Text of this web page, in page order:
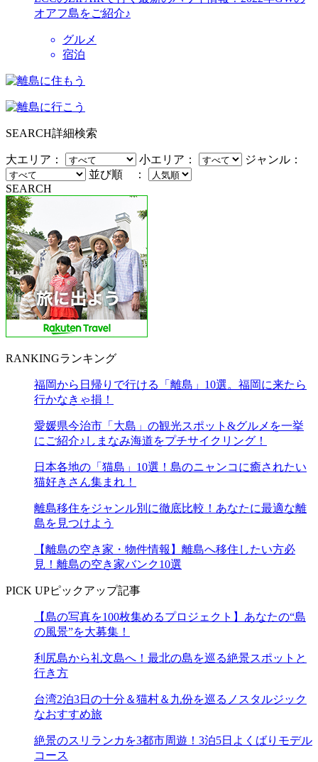
オアフ島をご紹介♪
グルメ
宿泊
SEARCH詳細検索
大エリア： 小エリア：
ジャンル：
並び順 ：
SEARCH
RANKINGランキング
福岡から日帰りで行ける「離島」10選。福岡に来たら
行かなきゃ損！
愛媛県今治市「大島」の観光スポット&グルメを一挙
にご紹介♪しまなみ海道をプチサイクリング！
日本各地の「猫島」10選！島のニャンコに癒されたい
猫好きさん集まれ！
離島移住をジャンル別に徹底比較！あなたに最適な離
島を見つけよう
【離島の空き家・物件情報】離島へ移住したい方必
見！離島の空き家バンク10選
PICK UPピックアップ記事
【島の写真を100枚集めるプロジェクト】あなたの“島
の風景”を大募集！
利尻島から礼文島へ！最北の島を巡る絶景スポットと
行き方
台湾2泊3日の十分＆猫村＆九份を巡るノスタルジック
なおすすめ旅
絶景のスリランカを3都市周遊！3泊5日よくばりモデル
コース